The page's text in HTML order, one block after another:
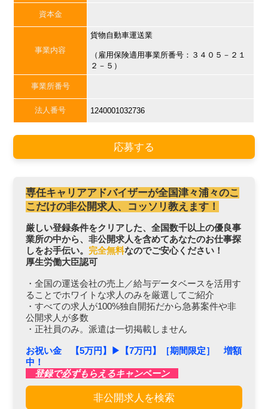
資本金
事業内容
貨物自動車運送業
（雇用保険適用事業所番号：３４０５－２１
２－５）
事業所番号
法人番号 1240001032736
応募する
専任キャリアアドバイザーが全国津々浦々のこ
こだけの非公開求人、コッソリ教えます！
厳しい登録条件をクリアした、全国数千以上の優良事
業所の中から、非公開求人を含めてあなたのお仕事探
しをお手伝い。 完全無料なのでご安心ください！
厚生労働大臣認可
・全国の運送会社の売上／給与データベースを活用す
ることでホワイトな求人のみを厳選してご紹介
・すべての求人が100%独自開拓だから急募案件や非
公開求人が多数
・正社員のみ。派遣は一切掲載しません
お祝い金 【5万円】▶︎【7万円】［期間限定］ 増額
中！
登録で必ずもらえるキャンペーン
非公開求人を検索